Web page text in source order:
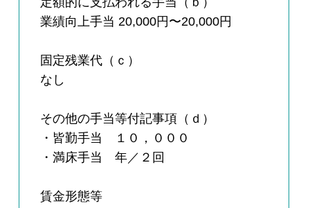
業績向上手当 20,000円〜20,000円
固定残業代（ｃ）
なし
その他の手当等付記事項（ｄ）
・皆勤手当 １０，０００
・満床手当 年／２回
賃金形態等